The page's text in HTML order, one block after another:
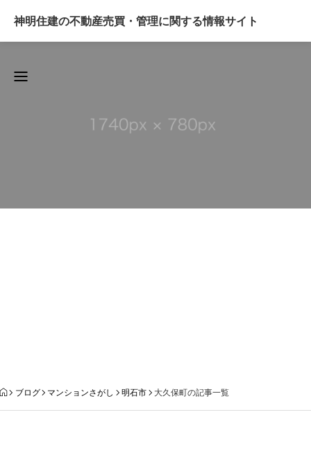
神明住建の不動産売買・管理に関する情報サイト
ブログ マンションさがし 明石市 大久保町の記事一覧